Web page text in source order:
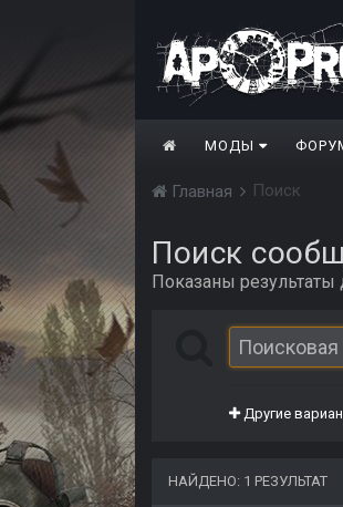
МОДЫ
Главная Поиск
Поиск
Показаны результаты
Другие
НАЙДЕНО: 1 РЕЗУЛЬТАТ